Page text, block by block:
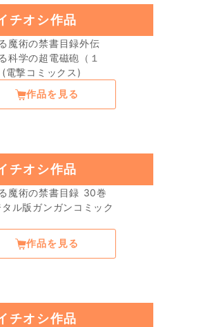
チオシ作品
魔術の禁書目録外伝
科学の超電磁砲（１
電撃コミックス)
作品を見る
チオシ作品
魔術の禁書目録 30巻
ル版ガンガンコミック
作品を見る
チオシ作品